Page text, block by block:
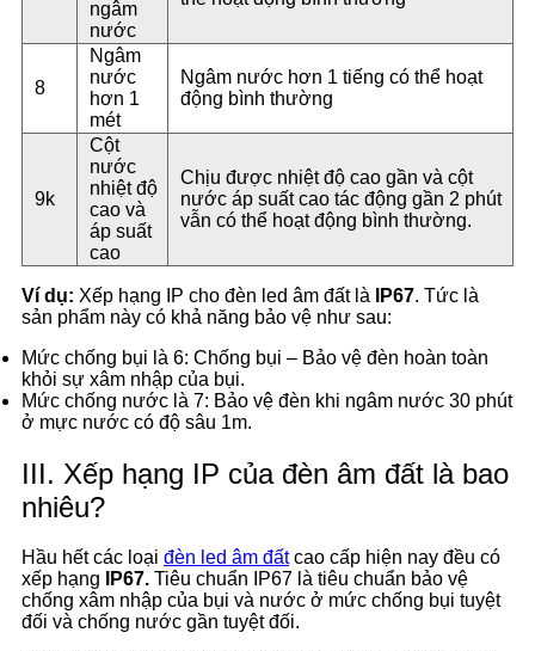
ngâm
nước
8
Ngâm
nước
hơn 1
mét
Ngâm nước hơn 1 tiếng có thể hoạt
động bình thường
9k
Cột
nước
nhiệt độ
cao và
áp suất
cao
Chịu được nhiệt độ cao gần và cột
nước áp suất cao tác động gần 2 phút
vẫn có thể hoạt động bình thường.
Ví dụ: Xếp hạng IP cho đèn led âm đất là IP67. Tức là
sản phẩm này có khả năng bảo vệ như sau:
Mức chống bụi là 6: Chống bụi – Bảo vệ đèn hoàn toàn
khỏi sự xâm nhập của bụi.
Mức chống nước là 7: Bảo vệ đèn khi ngâm nước 30 phút
ở mực nước có độ sâu 1m.
III. Xếp hạng IP của đèn âm đất là bao
nhiêu?
Hầu hết các loại đèn led âm đấtcao cấp hiện nay đều có
xếp hạng
IP67. Tiêu chuẩn IP67 là tiêu chuẩn bảo vệ
chống xâm nhập của bụi và nước ở mức chống bụi tuyệt
đối và chống nước gần tuyệt đối.